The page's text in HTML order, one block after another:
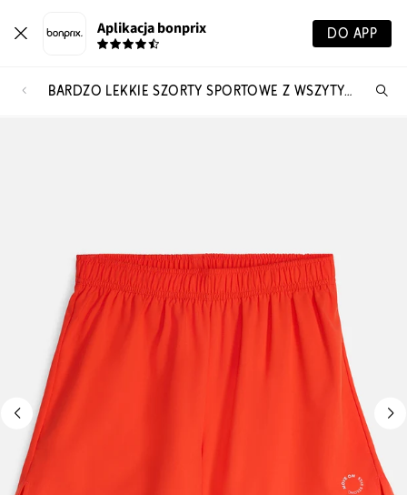
Aplikacja bonprix DO APP
BARDZO LEKKIE SZORTY SPORTOWE Z WSZYTYMI KOLARKAMI, 2 W 1, SZYBKOSCHNĄCE